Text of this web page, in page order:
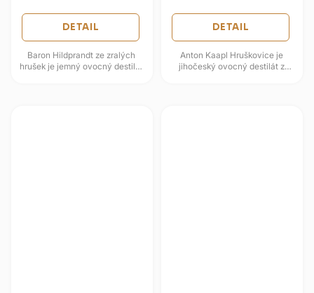
DETAIL
Baron Hildprandt ze zralých
hrušek je jemný ovocný destilát
DETAIL
Anton Kaapl Hruškovice je
jihočeský ovocný destilát z